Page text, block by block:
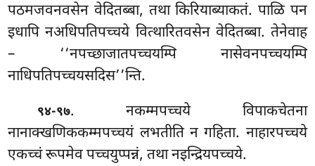
पठमजवनवसेन वेदितब्बा, तथा किरियाब्याकतं. पाळि पन
इधापि नअधिपतिपच्चये वित्थारितवसेन वेदितब्बा. तेनेवाह
– ‘‘नपच्छाजातपच्चयम्पि नासेवनपच्चयम्पि
नाधिपतिपच्चयसदिस’’न्ति.
९४-९७. नकम्मपच्चये विपाकचेतना
नानाक्खणिककम्मपच्चयं लभतीति न गहिता. नाहारपच्चये
एकच्चं रूपमेव पच्चयुप्पन्नं, तथा नइन्द्रियपच्चये.